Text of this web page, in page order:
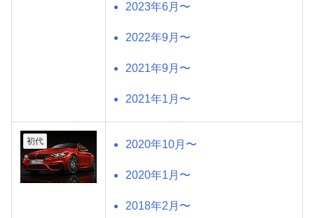
2023年6月〜
2022年9月〜
2021年9月〜
2021年1月〜
初代 2020年10月〜
2020年1月〜
2018年2月〜